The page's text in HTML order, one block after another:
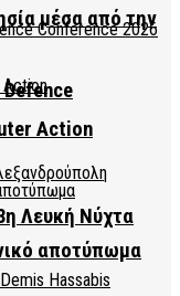
αποτύπωμα
μέσα από την
Action
Λευκή Νύχτα